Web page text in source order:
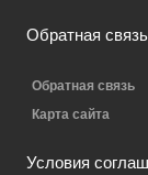
Обратная связь
Обратная связь
Карта сайта
Условия